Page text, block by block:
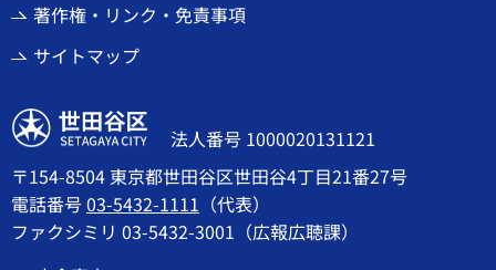
著作権・リンク・免責事項
サイトマップ
世田谷区
法人番号 1000020131121
〒154-8504 東京都世田谷区世田谷4丁目21番27号
電話番号03-5432-1111 （代表）
ファクシミリ 03-5432-3001（広報広聴課）